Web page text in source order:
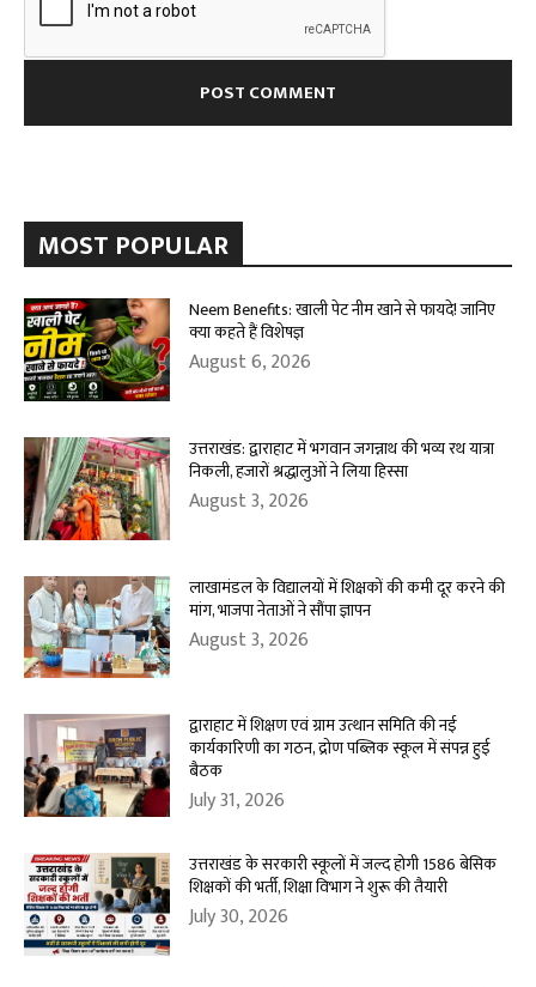
MOST POPULAR
Neem Benefits: खाली पेट नीम खाने से फायदे! जानिए
क्या कहते हैं विशेषज्ञ
August 6, 2026
उत्तराखंड: द्वाराहाट में भगवान जगन्नाथ की भव्य रथ यात्रा
निकली, हजारों श्रद्धालुओं ने लिया हिस्सा
August 3, 2026
लाखामंडल के विद्यालयों में शिक्षकों की कमी दूर करने की
मांग, भाजपा नेताओं ने सौंपा ज्ञापन
August 3, 2026
द्वाराहाट में शिक्षण एवं ग्राम उत्थान समिति की नई
कार्यकारिणी का गठन, द्रोण पब्लिक स्कूल में संपन्न हुई
बैठक
July 31, 2026
उत्तराखंड के सरकारी स्कूलों में जल्द होगी 1586 बेसिक
शिक्षकों की भर्ती, शिक्षा विभाग ने शुरू की तैयारी
July 30, 2026